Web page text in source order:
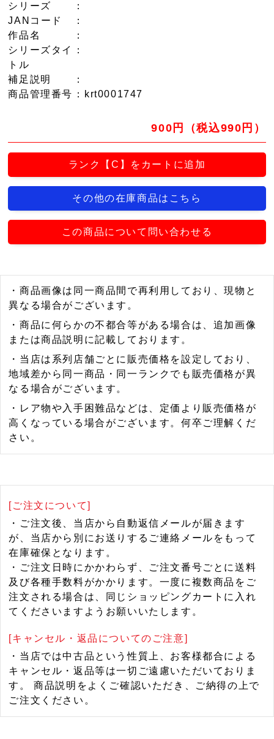
シリーズ
：
JANコード
：
作品名
：
シリーズタイ
トル
：
補足説明
：
商品管理番号 ：krt0001747
900円（税込990円）
ランク【C】をカートに追加
その他の在庫商品はこちら
この商品について問い合わせる
・商品画像は同一商品間で再利用しており、現物と
異なる場合がございます。
・商品に何らかの不都合等がある場合は、追加画像
または商品説明に記載しております。
・当店は系列店舗ごとに販売価格を設定しており、
地域差から同一商品・同一ランクでも販売価格が異
なる場合がございます。
・レア物や入手困難品などは、定価より販売価格が
高くなっている場合がございます。何卒ご理解くだ
さい。
[ご注文について]
・ご注文後、当店から自動返信メールが届きます
が、当店から別にお送りするご連絡メールをもって
在庫確保となります。
・ご注文日時にかかわらず、ご注文番号ごとに送料
及び各種手数料がかかります。一度に複数商品をご
注文される場合は、同じショッピングカートに入れ
てくださいますようお願いいたします。
[キャンセル・返品についてのご注意]
・当店では中古品という性質上、お客様都合による
キャンセル・返品等は一切ご遠慮いただいておりま
す。 商品説明をよくご確認いただき、ご納得の上で
ご注文ください。